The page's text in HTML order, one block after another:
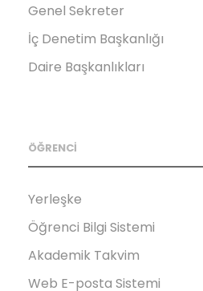
Genel Sekreter
İç Denetim Başkanlığı
Daire Başkanlıkları
ÖĞRENCİ
Yerleşke
Öğrenci Bilgi Sistemi
Akademik Takvim
Web E-posta Sistemi